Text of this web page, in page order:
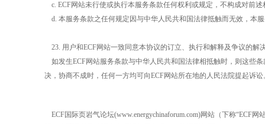
c. ECF网站未行使或执行本服务条款任何权利或规定，不构成对前
d. 本服务条款之任何规定因与中华人民共和国法律抵触而无效，本
23. 用户和ECF网站一致同意本协议的订立、执行和解释及争议的解
如发生ECF网站服务条款与中华人民共和国法律相抵触时，则这些
决，协商不成时，任何一方均可向ECF网站所在地的人民法院提起诉讼
ECF国际页岩气论坛(www.energychinaforum.com)网站（下称“ECF网